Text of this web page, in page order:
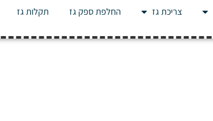
צריכת גז החלפת ספק גז תקלות גז